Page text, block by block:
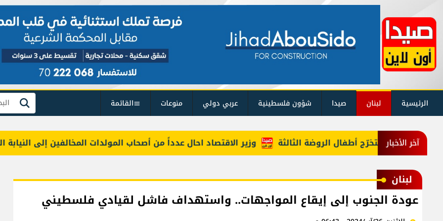
الرئيسية لبنان صيدا شؤون فلسطينية عربي دولي منوعات القائمة بحث
آخر الأخبار وزير الاقتصاد احال عدداً من أصحاب المولدات المخالفين إلى النيابة العامة بتخرّج أطفال الروضة الثالثة
لبنان
عودة الجنوب إلى إيقاع المواجهات.. واستهداف فاشل لقيادي فلسطيني